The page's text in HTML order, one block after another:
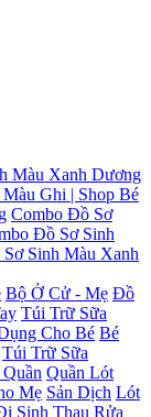
Màu Xanh Dương
Ghi | Shop Bé
Combo Đồ Sơ
Đồ Sơ Sinh
Sinh Màu Xanh
Bộ Ở Cử - Mẹ Đồ
Túi Trữ Sữa
Cho Bé Bé
Túi Trữ Sữa
Quần Lót
Mẹ Sản Dịch Lót
Sinh Thau Rửa